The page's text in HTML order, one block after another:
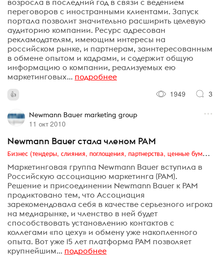
переговоров с иностранными клиентами. Запуск
портала позволит значительно расширить целевую
аудиторию компании. Ресурс адресован
рекламодателям, имеющим интересы на
российском рынке, и партнерам, заинтересованным
в обмене опытом и кадрами, и содержит общую
информацию о компании, реализуемых ею
маркетинговых... подробнее
1949
3
Newmann Bauer marketing group
11 окт 2010
Newmann Bauer стала членом РАМ
Бизнес (тендеры, слияния, поглощения, партнерства, ценные бумаги, акционеры, финансы и отчетность)
Маркетинговая группа Newmann Bauer вступила в
Российскую ассоциацию маркетинга (РАМ).
Решение и присоединении Newmann Bauer к РАМ
продиктовано тем, что Ассоциация
зарекомендовала себя в качестве серьезного игрока
на медиарынке, и членство в ней будет
способствовать установлению контактов с
коллегами «по цеху» и обмену уже накопленного
опыта. Вот уже 15 лет платформа РАМ позволяет
крупнейшим... подробнее